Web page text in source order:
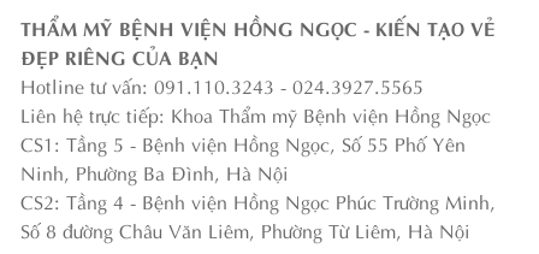
THẨM MỸ BỆNH VIỆN HỒNG NGỌC - KIẾN TẠO VẺ
ĐẸP RIÊNG CỦA BẠN
Hotline tư vấn: 091.110.3243 - 024.3927.5565
Liên hệ trực tiếp: Khoa Thẩm mỹ Bệnh viện Hồng Ngọc
CS1: Tầng 5 - Bệnh viện Hồng Ngọc, Số 55 Phố Yên
Ninh, Phường Ba Đình, Hà Nội
CS2: Tầng 4 - Bệnh viện Hồng Ngọc Phúc Trường Minh,
Số 8 đường Châu Văn Liêm, Phường Từ Liêm, Hà Nội